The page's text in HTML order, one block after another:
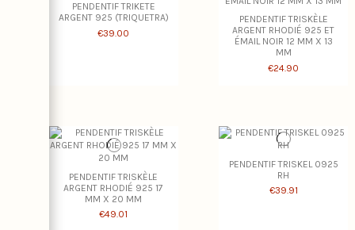
PENDENTIF TRIKETE
ARGENT 925 (TRIQUETRA)
€39.00
PENDENTIF TRISKÈLE
ARGENT RHODIÉ 925 ET
ÉMAIL NOIR 12 MM X 13
MM
€24.90
PENDENTIF TRISKÈLE
ARGENT RHODIÉ 925 17
MM X 20 MM
€49.01
PENDENTIF TRISKEL 0925
RH
€39.91